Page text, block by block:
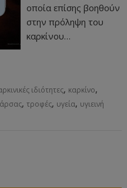
οποία επίσης βοηθούν
στην πρόληψη του
καρκίνου…
ιδιότητες, καρκίνο,
,τροφές, υγεία, υγιεινή